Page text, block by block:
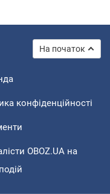
На початок
конфіденційності
OBOZ.UA на